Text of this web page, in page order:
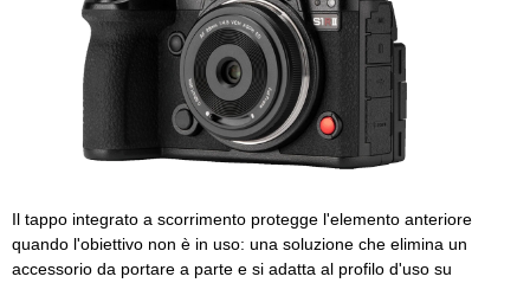
Il tappo integrato a scorrimento protegge l'elemento anteriore
quando l'obiettivo non è in uso: una soluzione che elimina un
accessorio da portare a parte e si adatta al profilo d'uso su